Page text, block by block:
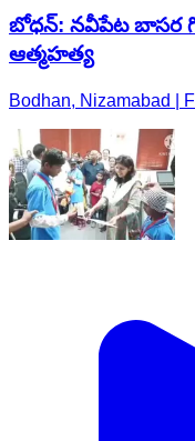
బోధన్: నవీపేట బాసర
ఆత్మహత్య
Bodhan, Nizamabad |